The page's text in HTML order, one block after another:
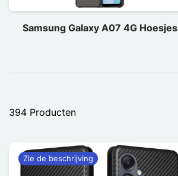
Samsung Galaxy A07 4G Hoesjes
394 Producten
Zie de beschrijving